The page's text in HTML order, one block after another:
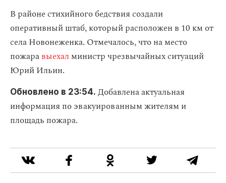
В районе стихийного бедствия создали
оперативный штаб, который расположен в 10 км от
села Новонеженка. Отмечалось, что на место
пожаравыехал министр чрезвычайных ситуаций
Юрий Ильин.
Обновлено в 23:54. Добавлена актуальная
информация по эвакуированным жителям и
площадь пожара.